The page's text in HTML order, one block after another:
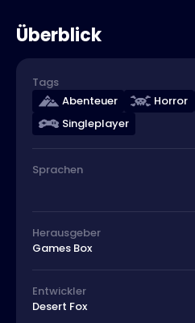
Überblick
Tags
Abenteuer
Horror
Singleplayer
Sprachen
Herausgeber
Games Box
Entwickler
Desert Fox